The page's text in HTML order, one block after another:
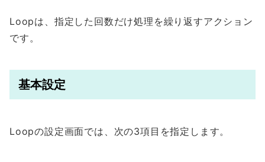
Loopは、指定した回数だけ処理を繰り返すアクション
です。
基本設定
Loopの設定画面では、次の3項目を指定します。